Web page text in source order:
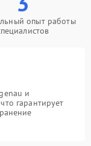
опыт работы
и
гарантирует